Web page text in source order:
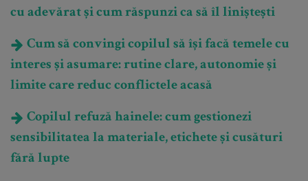
cu adevărat și cum răspunzi ca să îl liniștești
Cum să convingi copilul să își facă temele cu
interes și asumare: rutine clare, autonomie și
limite care reduc conflictele acasă
Copilul refuză hainele: cum gestionezi
sensibilitatea la materiale, etichete și cusături
fără lupte